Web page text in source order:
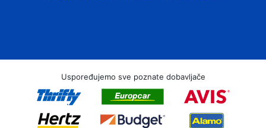
Uspoređujemo sve poznate dobavljače